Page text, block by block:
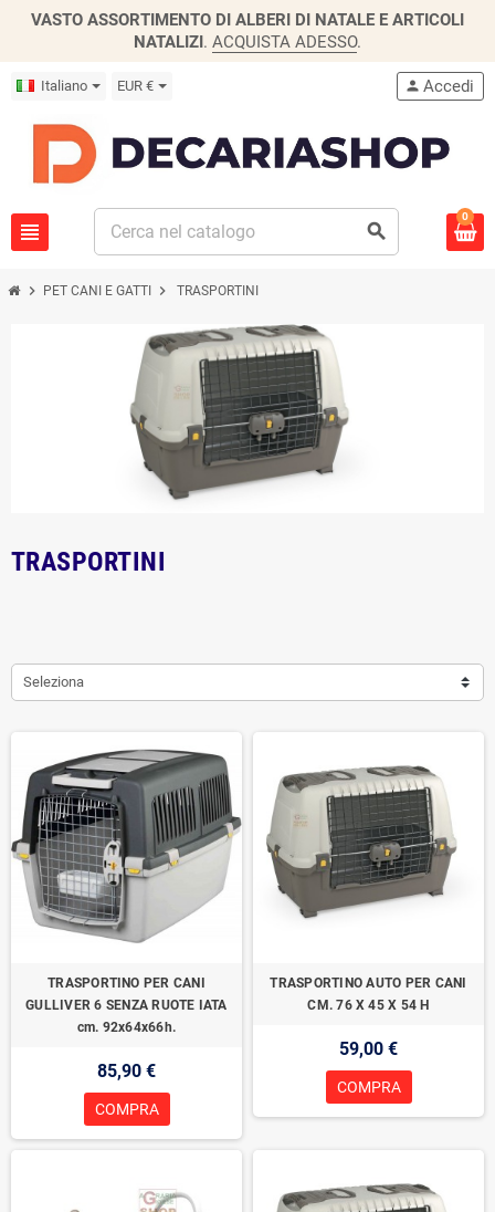
VASTO ASSORTIMENTO DI ALBERI DI NATALE E ARTICOLI
NATALIZI. ACQUISTA ADESSO.
Italiano EUR €
view_headline search
person Accedi
0
chevron_right PET CANI E GATTI chevron_right TRASPORTINI
TRASPORTINI
Seleziona
TRASPORTINO PER CANI
GULLIVER 6 SENZA RUOTE IATA
cm. 92x64x66h.
85,90 €
COMPRA
TRASPORTINO AUTO PER CANI
CM. 76 X 45 X 54 H
59,00 €
COMPRA